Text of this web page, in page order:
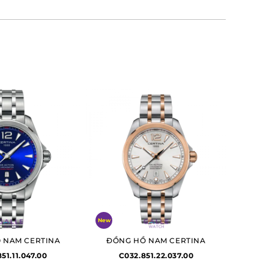
CERTINA
New
ĐỒNG HỒ NAM CERTINA
C032.851.22.037.00